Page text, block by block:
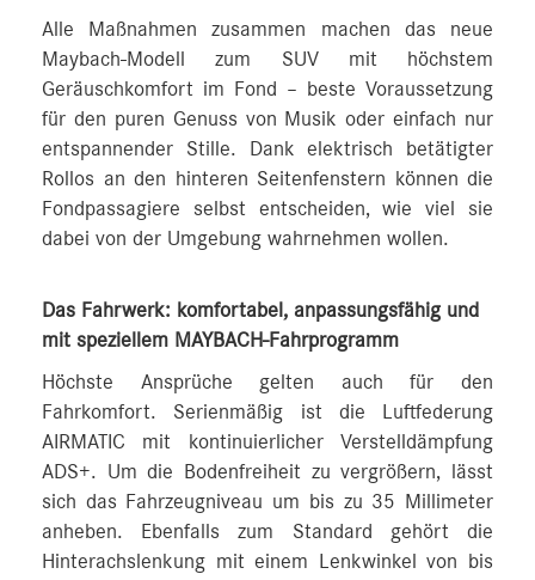
Alle Maßnahmen zusammen machen das neue
Maybach-Modell zum SUV mit höchstem
Geräuschkomfort im Fond – beste Voraussetzung
für den puren Genuss von Musik oder einfach nur
entspannender Stille. Dank elektrisch betätigter
Rollos an den hinteren Seitenfenstern können die
Fondpassagiere selbst entscheiden, wie viel sie
dabei von der Umgebung wahrnehmen wollen.
Das Fahrwerk: komfortabel, anpassungsfähig und
mit speziellem MAYBACH-Fahrprogramm
Höchste Ansprüche gelten auch für den
Fahrkomfort. Serienmäßig ist die Luftfederung
AIRMATIC mit kontinuierlicher Verstelldämpfung
ADS+. Um die Bodenfreiheit zu vergrößern, lässt
sich das Fahrzeugniveau um bis zu 35 Millimeter
anheben. Ebenfalls zum Standard gehört die
Hinterachslenkung mit einem Lenkwinkel von bis